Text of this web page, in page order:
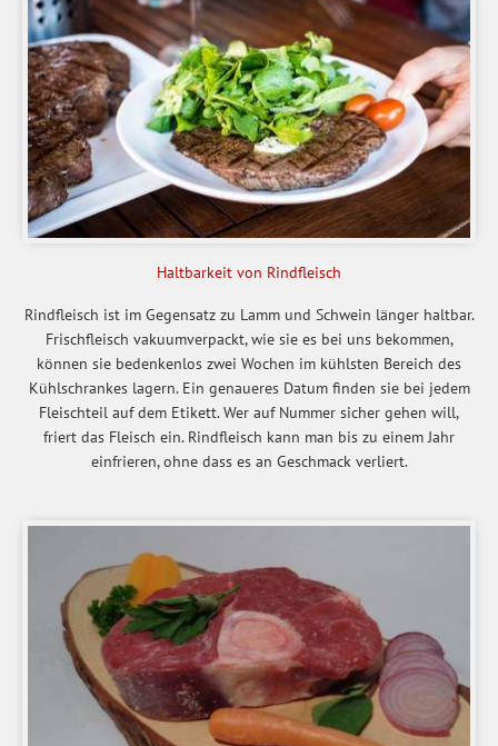
Haltbarkeit von Rindfleisch
Rindfleisch ist im Gegensatz zu Lamm und Schwein länger haltbar.
Frischfleisch vakuumverpackt, wie sie es bei uns bekommen,
können sie bedenkenlos zwei Wochen im kühlsten Bereich des
Kühlschrankes lagern. Ein genaueres Datum finden sie bei jedem
Fleischteil auf dem Etikett. Wer auf Nummer sicher gehen will,
friert das Fleisch ein. Rindfleisch kann man bis zu einem Jahr
einfrieren, ohne dass es an Geschmack verliert.